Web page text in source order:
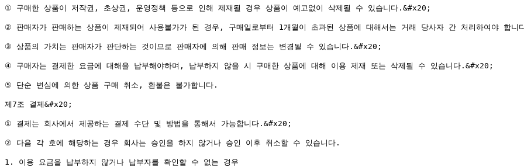
① 구매한 상품이 저작권, 초상권, 운영정책 등으로 인해 제재될 경우 상품이 예고없이 삭제될 수 있습니다.&#x20;
② 판매자가 판매하는 상품이 제재되어 사용불가가 된 경우, 구매일로부터 1개월이 초과된 상품에 대해서는 거래 당사자 간 처리하여야 합니
③ 상품의 가치는 판매자가 판단하는 것이므로 판매자에 의해 판매 정보는 변경될 수 있습니다.&#x20;
④ 구매자는 결제한 요금에 대해을 납부해야하며, 납부하지 않을 시 구매한 상품에 대해 이용 제재 또는 삭제될 수 있습니다.&#x20;
⑤ 단순 변심에 의한 상품 구매 취소, 환불은 불가합니다.
제7조 결제&#x20;
① 결제는 회사에서 제공하는 결제 수단 및 방법을 통해서 가능합니다.&#x20;
② 다음 각 호에 해당하는 경우 회사는 승인을 하지 않거나 승인 이후 취소할 수 있습니다.
1. 이용 요금을 납부하지 않거나 납부자를 확인할 수 없는 경우